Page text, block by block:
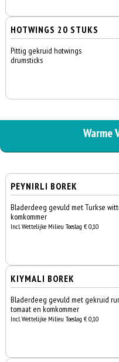
HOTWINGS 20 STUKS
Pittig gekruid hotwings
drumsticks
Warme
PEYNIRLI BOREK
Bladerdeeg gevuld met Turkse
komkommer
Incl. Wettelijke Milieu Toeslag € 0,10
KIYMALI BOREK
Bladerdeeg gevuld met gekruid
tomaat en komkommer
Incl. Wettelijke Milieu Toeslag € 0,10